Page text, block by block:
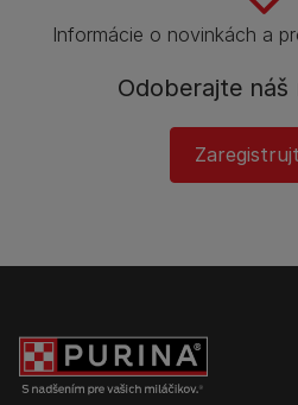
Informácie o novinkách a
Odoberajte